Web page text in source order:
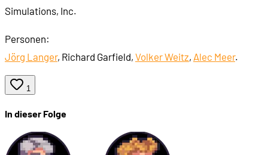
Simulations, Inc.
Personen:
Jörg Langer, Richard Garfield, Volker Weitz, Alec Meer.
1
In dieser Folge